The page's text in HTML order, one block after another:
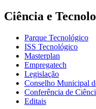
Ciência e
Parque Tecnológico
ISS Tecnológico
Masterplan
Empregatech
Legislação
Conselho Municipal
Conferência de
Editais